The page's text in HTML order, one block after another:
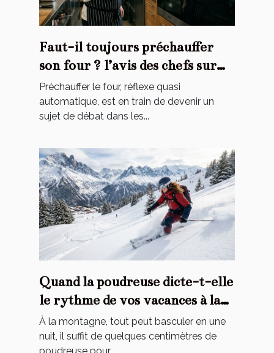
Faut-il toujours préchauffer
son four ? l’avis des chefs sur
une habitude contestée
Préchauffer le four, réflexe quasi
automatique, est en train de devenir un
sujet de débat dans les...
Quand la poudreuse dicte-t-elle
le rythme de vos vacances à la
montagne ?
À la montagne, tout peut basculer en une
nuit, il suffit de quelques centimètres de